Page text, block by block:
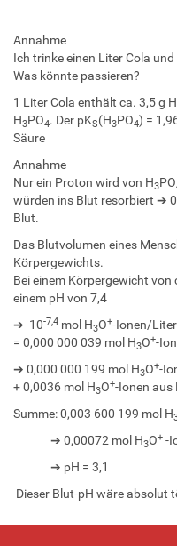
Annahme
Ich trinke einen Liter Cola
Was könnte passieren?
1 Liter Cola enthält ca. 3,5 g H
H3PO4. Der pKS(H3PO4) =
Säure
Annahme
Nur ein Proton wird von H3PO
würden ins Blut resorbiert ➔
Blut.
Das Blutvolumen eines
Körpergewichts.
Bei einem Körpergewicht
einem pH von 7,4
➔ 10-7,4 mol H3O+-Ionen/
= 0,000 000 039 mol H3O+-
➔ 0,000 000 199 mol H3O+-
+ 0,0036 mol H3O+-Ionen aus
Summe: 0,003 600 199 mol H
➔ 0,00072 mol H3O+ -
➔ pH = 3,1
Dieser Blut-pH wäre